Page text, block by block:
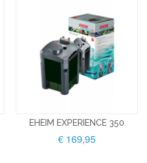
EHEIM EXPERIENCE 350
€ 169,95